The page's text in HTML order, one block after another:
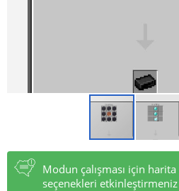
Modun çalışması için
seçenekleri